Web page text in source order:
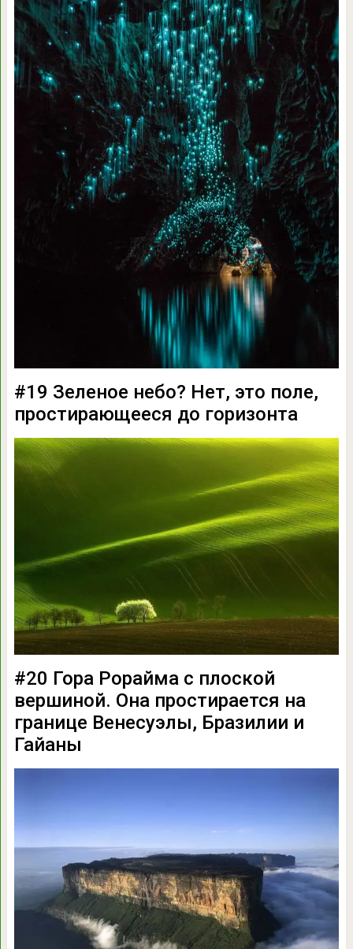
#19 Зеленое небо? Нет, это поле,
простирающееся до горизонта
#20 Гора Рорайма с плоской
вершиной. Она простирается на
границе Венесуэлы, Бразилии и
Гайаны